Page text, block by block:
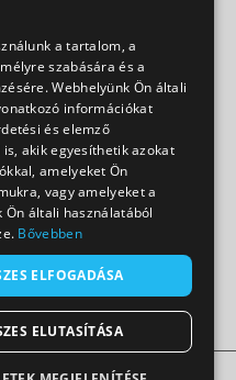
a tartalom, a
szabására és a
Webhelyünk Ön általi
információkat
és elemző
akik egyesíthetik azokat
amelyeket Ön
vagy amelyeket a
Ön általi használatából
Bővebben
ELFOGADÁSA
ELUTASÍTÁSA